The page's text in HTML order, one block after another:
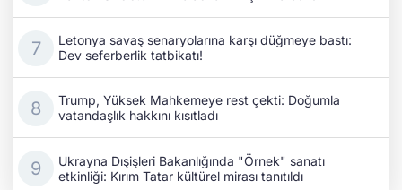
Letonya savaş senaryolarına karşı düğmeye bastı:
Dev seferberlik tatbikatı!
Trump, Yüksek Mahkemeye rest çekti: Doğumla
vatandaşlık hakkını kısıtladı
Ukrayna Dışişleri Bakanlığında "Örnek" sanatı
etkinliği: Kırım Tatar kültürel mirası tanıtıldı